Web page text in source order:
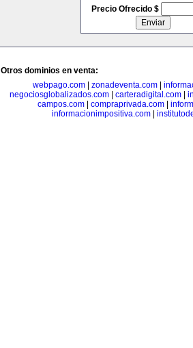
Precio Ofrecido $
Otros dominios en venta:
webpago.com
zonadeventa.com
negociosglobalizados.com
carteradigital.com
campos.com
compraprivada.com
informacionimpositiva.com